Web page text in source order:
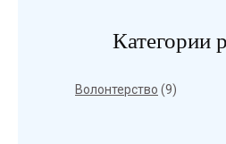
Категории
Волонтерство (9)